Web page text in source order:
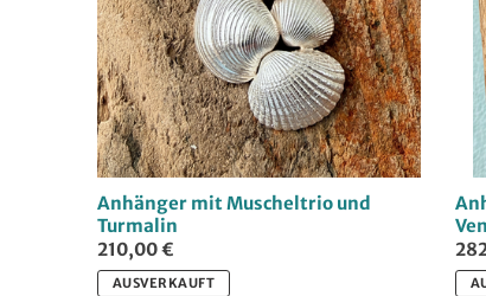
Anhänger mit Muscheltrio und
Turmalin
210,00 €
AUSVERKAUFT